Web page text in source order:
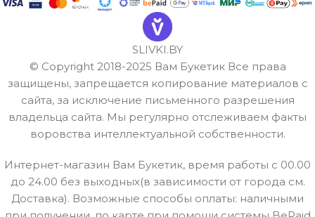
SLIVKI.BY
© Copyright 2018-2025 Вам Букетик Все права
защищены, запрещается копирование материалов с
сайта, за исключение письменного разрешения
владельца сайта. Мы регулярно отслеживаем факты
воровства интеллектуальной собственности.
Интернет-магазин Вам Букетик, время работы с 00.00
до 24.00 без выходных(в зависимости от города см.
Доставка). Возможные способы оплаты: наличными